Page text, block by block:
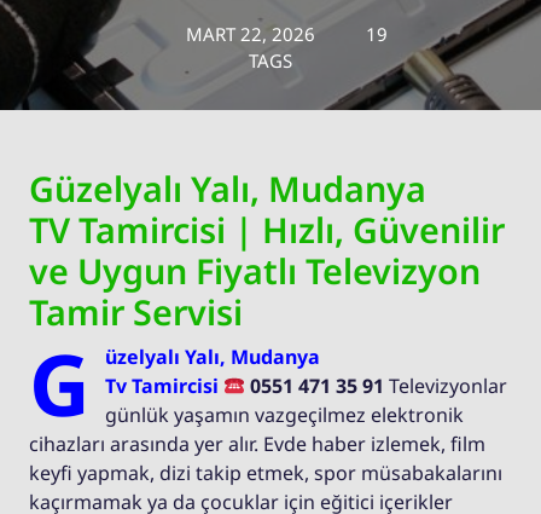
MART 22, 2026
19
TAGS
Güzelyalı Yalı, Mudanya
TV Tamircisi | Hızlı, Güvenilir
ve Uygun Fiyatlı Televizyon
Tamir Servisi
G
üzelyalı Yalı, Mudanya
Tv Tamircisi
0551 471 35 91Televizyonlar
günlük yaşamın vazgeçilmez elektronik
cihazları arasında yer alır. Evde haber izlemek, film
keyfi yapmak, dizi takip etmek, spor müsabakalarını
kaçırmamak ya da çocuklar için eğitici içerikler